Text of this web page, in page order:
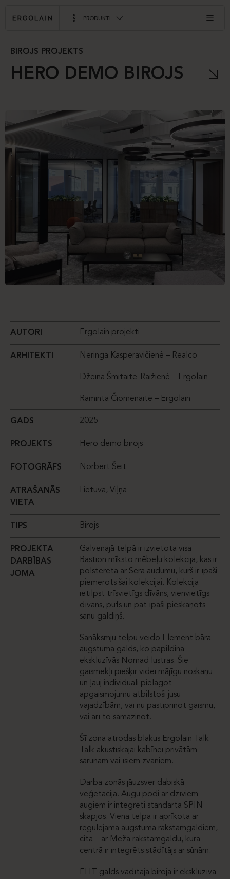
PRODUKTI
BIROJS PROJEKTS
HERO DEMO BIROJS
AUTORI Ergolain projekti
ARHITEKTI Neringa Kasperavičienė – Realco
Džeina Šmitaite-Raižienė – Ergolain
Raminta Čiomėnaitė – Ergolain
GADS 2025
PROJEKTS Hero demo birojs
FOTOGRĀFS Norbert Šeit
ATRAŠANĀS
VIETA
Lietuva, Viļņa
TIPS Birojs
PROJEKTA
DARBĪBAS
JOMA
Galvenajā telpā ir izvietota visa
Bastion mīksto mēbeļu kolekcija, kas ir
polsterēta ar Sera audumu, kurš ir īpaši
piemērots šai kolekcijai. Kolekcijā
ietilpst trīsvietīgs dīvāns, vienvietīgs
dīvāns, pufs un pat īpaši pieskaņots
sānu galdiņš.
Sanāksmju telpu veido Element bāra
augstuma galds, ko papildina
ekskluzīvās Nomad lustras. Šie
gaismekļi piešķir videi mājīgu noskaņu
un ļauj individuāli pielāgot
apgaismojumu atbilstoši jūsu
vajadzībām, vai nu pastiprinot gaismu,
vai arī to samazinot.
Šī zona atrodas blakus Ergolain Talk
Talk akustiskajai kabīnei privātām
sarunām vai īsiem zvaniem.
Darba zonās jāuzsver dabiskā
veģetācija. Augu podi ar dzīviem
augiem ir integrēti standarta SPIN
skapjos. Viena telpa ir aprīkota ar
regulējama augstuma rakstāmgaldiem,
cita – ar Meža rakstāmgaldu, kura
centrā ir integrēts stādītājs ar sūnām.
ELIT galds vadītāja birojā ir ekskluzīva